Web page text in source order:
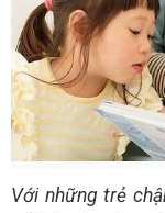
Với những trẻ